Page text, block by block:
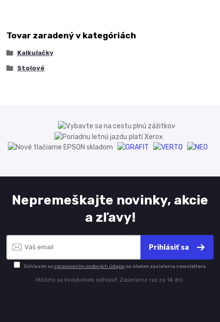
Tovar zaradený v kategóriách
Kalkulačky
Stolové
Nepremeškajte novinky, akcie
a zľavy!
Prihlásiť sa
Súhlasím so spracovaním osobných údajovza účelom zasielania newslettera.
Môžete sa kedykoľvek odhlásiť. Zasielame raz za 14 dní.